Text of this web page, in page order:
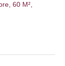
60 M²,